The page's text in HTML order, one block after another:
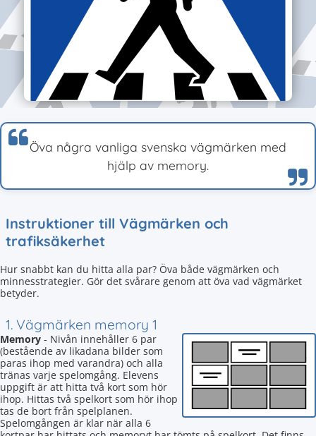
Öva några vanliga svenska vägmärken med
hjälp av memory.
Instruktioner till Vägmärken och
trafiksäkerhet
Hur snabbt kan du hitta alla par? Öva både vägmärken och
minnesstrategier. Gör det svårare genom att öva vad vägmärket
betyder.
1. Vägmärken memory 1
Memory - Nivån innehåller 6 par
(bestående av likadana bilder som
paras ihop med varandra) och alla
tränas varje spelomgång. Elevens
uppgift är att hitta två kort som hör
ihop. Hittas två spelkort som hör ihop
tas de bort från spelplanen.
Spelomgången är klar när alla 6